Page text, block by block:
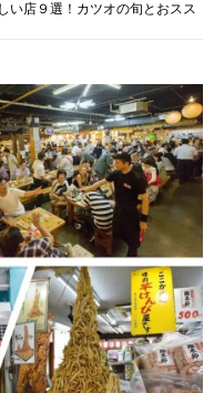
い店９選！カツオの旬とおスス